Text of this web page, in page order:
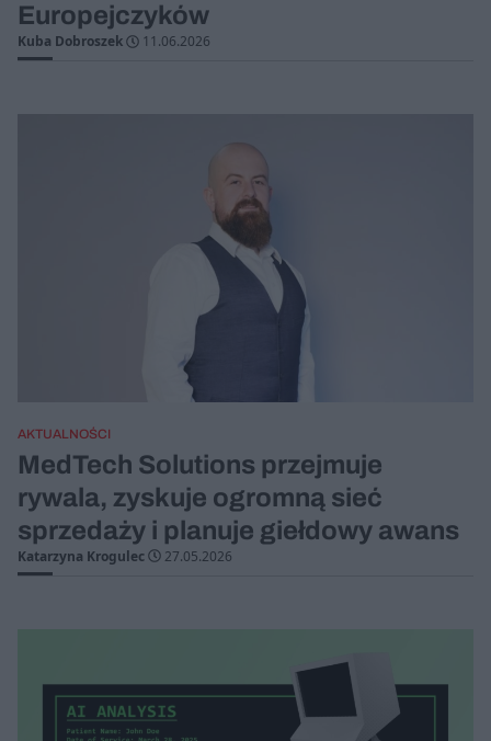
Europejczyków
Kuba Dobroszek 11.06.2026
AKTUALNOŚCI
MedTech Solutions przejmuje
rywala, zyskuje ogromną sieć
sprzedaży i planuje giełdowy awans
Katarzyna Krogulec 27.05.2026